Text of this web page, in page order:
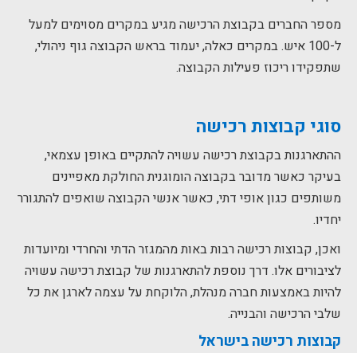
מספר החברים בקבוצת הרכישה מגיע במקרים מסוימים למעל
ל-100 איש. במקרים כאלה, יעמוד בראש הקבוצה גוף ניהולי,
שתפקידו ריכוז פעילות הקבוצה.
סוגי קבוצות רכישה
ההתארגנות בקבוצת רכישה עשויה להתקיים באופן עצמאי,
בעיקר כאשר מדובר בקבוצה הומוגנית החולקת מאפיינים
משותפים כגון אופי דתי, כאשר אנשי הקבוצה שואפים להתגורר
יחדיו.
ואכן, קבוצות רכישה רבות באות מהמגזר הדתי והחרדי ומיועדות
לציבורים אלו. דרך נוספת להתארגנות של קבוצת רכישה עשויה
להיות באמצעות חברה מנהלת, הלוקחת על עצמה לארגן את כל
שלבי הרכישה והבנייה.
קבוצות רכישה בישראל